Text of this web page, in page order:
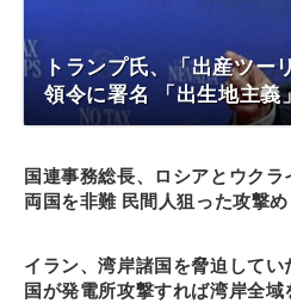
トランプ氏、「出産ツー
領令に署名 「出生地主義
国連事務総長、ロシアとウクラ
両国を非難 民間人狙った攻撃め
イラン、湾岸諸国を脅迫してい
国が発電所攻撃すれば湾岸全域